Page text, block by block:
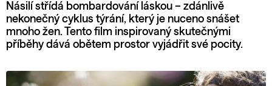
Násilí střídá bombardování láskou – zdánlivě
nekonečný cyklus týrání, který je nuceno snášet
mnoho žen. Tento film inspirovaný skutečnými
příběhy dává obětem prostor vyjádřit své pocity.